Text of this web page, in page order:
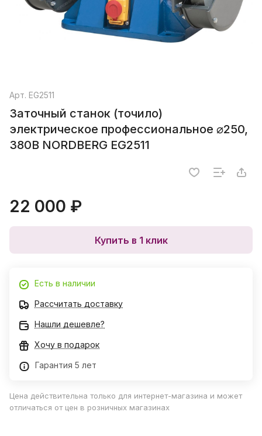
Арт. EG2511
Заточный станок (точило)
электрическое профессиональное ⌀250,
380В NORDBERG EG2511
22 000 ₽
Купить в 1 клик
Есть в наличии
Рассчитать доставку
Нашли дешевле?
Хочу в подарок
Гарантия 5 лет
Цена действительна только для интернет-магазина и может
отличаться от цен в розничных магазинах